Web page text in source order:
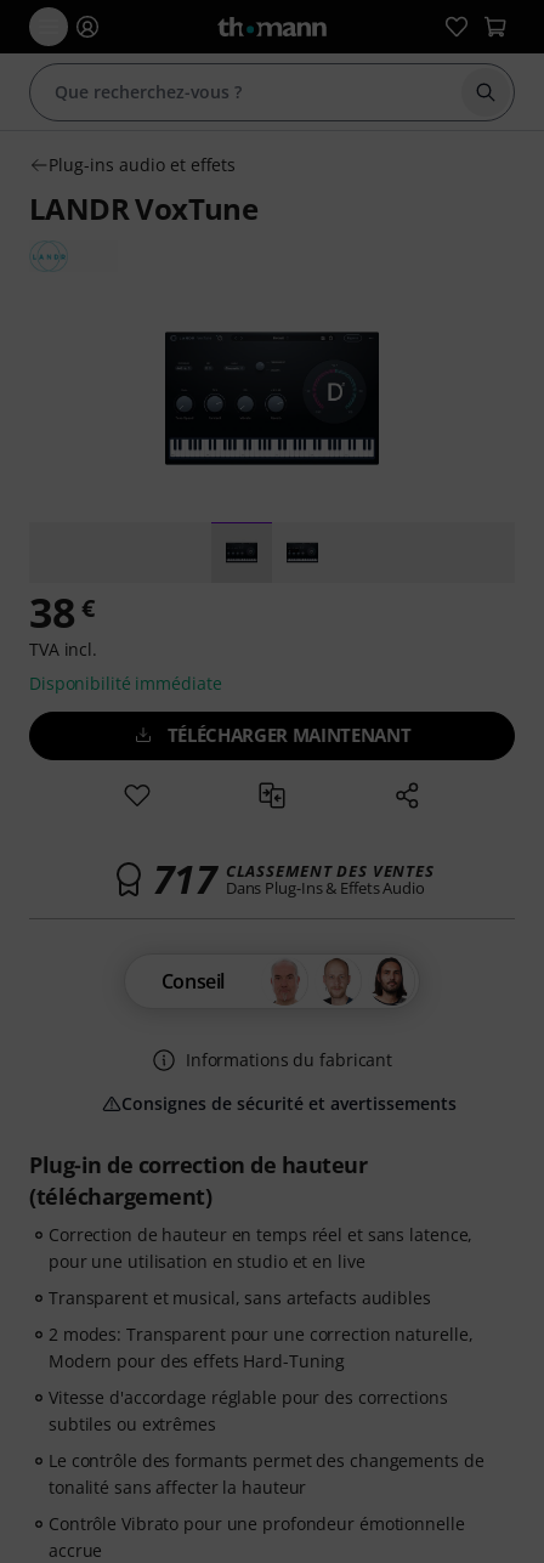
Plug-ins audio et effets
LANDR VoxTune
Plug-in de correction de hauteur
(téléchargement)
Correction de hauteur en temps réel et sans latence,
pour une utilisation en studio et en live
Transparent et musical, sans artefacts audibles
2 modes: Transparent pour une correction naturelle,
Modern pour des effets Hard-Tuning
Vitesse d'accordage réglable pour des corrections
subtiles ou extrêmes
Le contrôle des formants permet des changements de
tonalité sans affecter la hauteur
Contrôle Vibrato pour une profondeur émotionnelle
accrue
38 €
TVA incl.
Disponibilité immédiate
TÉLÉCHARGER MAINTENANT
717 CLASSEMENT DES VENTES
Dans Plug-Ins & Effets Audio
Conseil
Informations du fabricant
Consignes de sécurité et avertissements